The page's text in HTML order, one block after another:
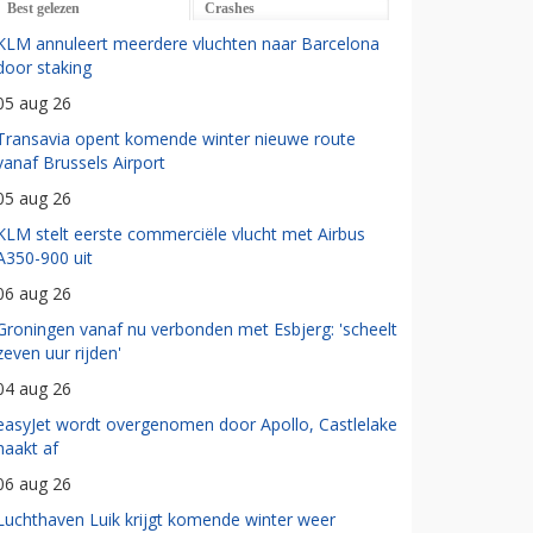
Best gelezen Crashes
annuleert meerdere vluchten naar Barcelona
staking
aug 26
opent komende winter nieuwe route
Brussels Airport
aug 26
stelt eerste commerciële vlucht met Airbus
900 uit
aug 26
vanaf nu verbonden met Esbjerg: 'scheelt
uur rijden'
aug 26
wordt overgenomen door Apollo, Castlelake
af
aug 26
Luik krijgt komende winter weer